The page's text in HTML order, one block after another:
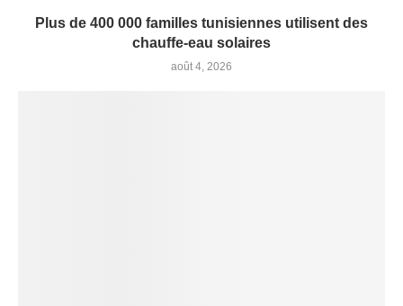
Plus de 400 000 familles tunisiennes utilisent des
chauffe-eau solaires
août 4, 2026